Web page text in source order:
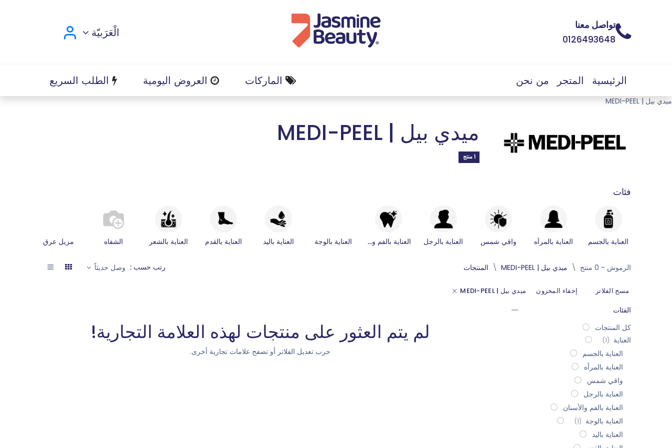
تواصل معنا
0126493648
الْعَرَبيّة
الرئيسية المتجر من نحن الماركات العروض اليومية الطلب السريع
ميدي بيل | MEDI-PEEL
ميدي بيل | MEDI-PEEL
1 منتج
فئات
العناية بالجسم العناية بالمرأه واقي شمس العناية بالرجل العناية بالفم والأسنان العناية بالوجة العناية باليد العناية بالقدم العناية بالشعر الشفاه مزيل عرق
المنتجات ميدي بيل | MEDI-PEEL الرموش - 0 منتج رتب حسب : وصل حديثاً
مسح الفلاتر إخفاء المخزون ميدي بيل | MEDI-PEEL
الفئات
كل المنتجات
العناية (1)
العناية بالجسم
العناية بالمرأه
واقي شمس
العناية بالرجل
العناية بالفم والأسنان
العناية بالوجة (1)
العناية باليد
لم يتم العثور على منتجات لهذه العلامة التجارية!
جرب تعديل الفلاتر أو تصفح علامات تجارية أخرى.